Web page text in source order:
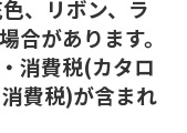
、リボン、ラ
合があります。
消費税(カタロ
費税)が含まれ